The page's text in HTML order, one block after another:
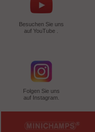
Besuchen Sie uns
auf YouTube .
Folgen Sie uns
auf Instagram.